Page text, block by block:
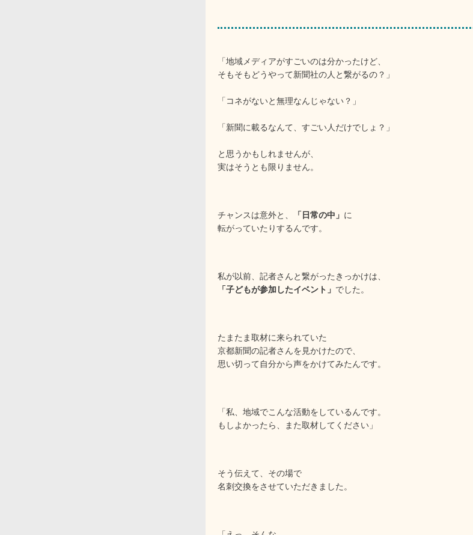
「地域メディアがすごいのは分かったけど、
そもそもどうやって新聞社の人と繋がるの？」
「コネがないと無理なんじゃない？」
「新聞に載るなんて、すごい人だけでしょ？」
と思うかもしれませんが、
実はそうとも限りません。
チャンスは意外と、 「日常の中」 に
転がっていたりするんです。
私が以前、記者さんと繋がったきっかけは、
「子どもが参加したイベント」 でした。
たまたま取材に来られていた
京都新聞の記者さんを見かけたので、
思い切って自分から声をかけてみたんです。
「私、地域でこんな活動をしているんです。
もしよかったら、また取材してください」
そう伝えて、その場で
名刺交換をさせていただきました。